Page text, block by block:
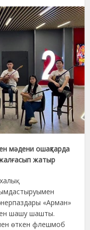
мәдени ошақтарда
жатыр
«Арман»
шашу шашты.
өткен флешмоб